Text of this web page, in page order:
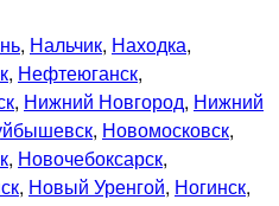
, Нальчик, Находка,
, Нефтеюганск,
, Нижний Новгород, Нижний
, Новомосковск,
, Новочебоксарск,
, Новый Уренгой, Ногинск,